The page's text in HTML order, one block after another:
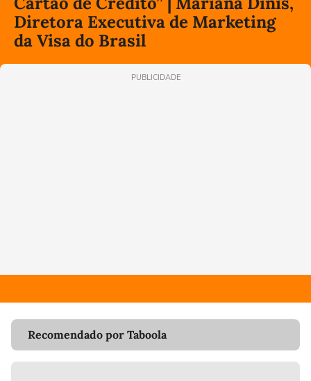
Diretora Executiva de Marketing
da Visa do Brasil
PUBLICIDADE
Recomendado por Taboola